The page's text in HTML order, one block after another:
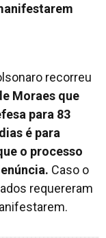
recorreu
Moraes que
para 83
é para
o processo
Caso o
requereram